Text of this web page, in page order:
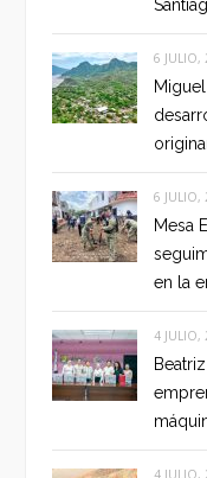
6 JULIO,
6 JULIO,
Mesa
en la
4 JULIO,